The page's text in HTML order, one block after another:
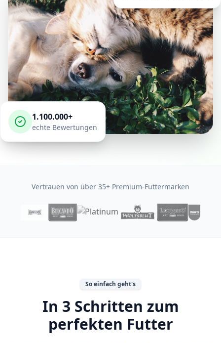
1.100.000+
echte Bewertungen
Vertrauen von über 35+ Premium-Futtermarken
So einfach geht's
In 3 Schritten zum
perfekten Futter